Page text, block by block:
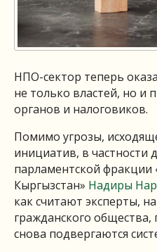
НПО-сектор теперь
не только властей, но и
органов и налоговиков.
Помимо угрозы,
инициатив, в частности
парламентской фракции
Кыргызстан» Надиры
как считают эксперты,
гражданского
снова подвергаются